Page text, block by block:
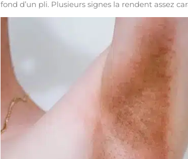
fond d’un pli. Plusieurs signes la rendent assez